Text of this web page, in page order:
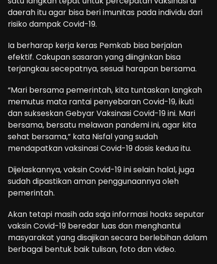
daerah itu agar bisa beri imunitas pada individu dari
risiko dampak Covid-19.
Ia berharap kerja keras Pemkab bisa berjalan
efektif. Cakupan sasaran yang diinginkan bisa
terjangkau secepatnya, sesuai harapan bersama.
“Mari bersama pemerintah, kita tuntaskan langkah
memutus mata rantai penyebaran Covid-19, ikuti
dan sukseskan Gebyar Vaksinasi Covid-19 ini. Mari
bersama, bersatu melawan pandemi ini, agar kita
sehat bersama,” kata Nisfal yang sudah
mendapatkan vaksinasi Covid-19 dosis kedua itu.
Dijelaskannya, vaksin Covid-19 ini selain halal, juga
sudah dipastikan aman penggunaannya oleh
pemerintah.
Akan tetapi masih ada saja informasi hoaks seputar
vaksin Covid-19 beredar luas dan menghantui
masyarakat yang disajikan secara berlebihan dalam
berbagai bentuk baik tulisan, foto dan video.